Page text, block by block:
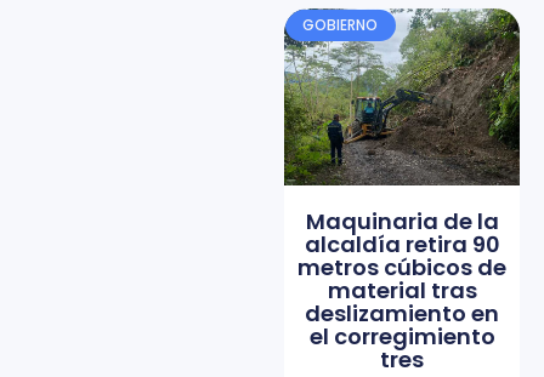
GOBIERNO
Maquinaria de la
alcaldía retira 90
metros cúbicos de
material tras
deslizamiento en
el corregimiento
tres